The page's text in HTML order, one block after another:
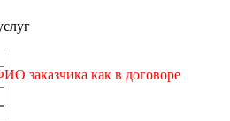
заказчика как в договоре